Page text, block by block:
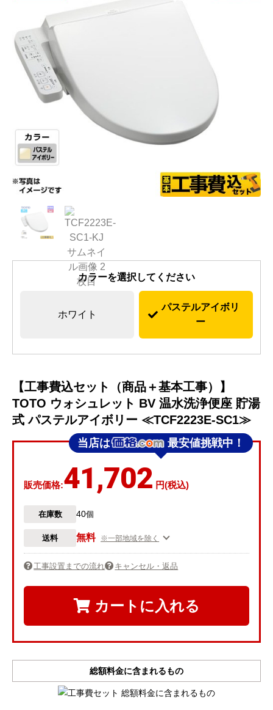
カラーを選択してください
ホワイト
パステルアイボリ
ー
【工事費込セット（商品＋基本工事）】
TOTO ウォシュレット BV 温水洗浄便座 貯湯
式 パステルアイボリー ≪TCF2223E-SC1≫
当店は 最安値挑戦中！
販売価格:41,702 円(税込)
在庫数 40個
送料 無料 ※一部地域を除く
工事設置までの流れ キャンセル・返品
カートに入れる
総額料金に含まれるもの